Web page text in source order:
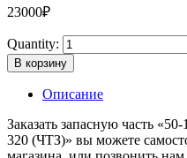
23000₽
Quantity:
В корзину
Описание
Заказать запасную часть
320 (ЧТЗ)» вы можете